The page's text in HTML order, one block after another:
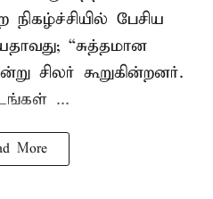
பேசிய
“சுத்தமான
சிலர் கூறுகின்றனர்.
...
More